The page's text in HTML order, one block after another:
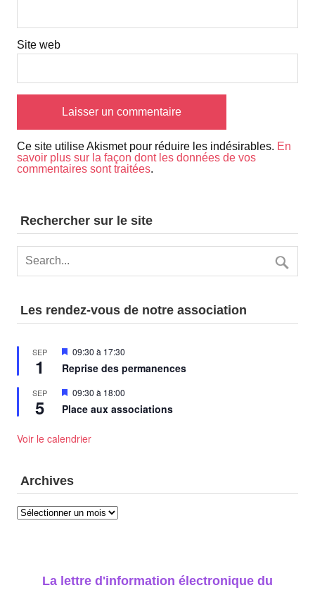
Site web
Ce site utilise Akismet pour réduire les indésirables. En
savoir plus sur la façon dont les données de vos
commentaires sont traitées.
Rechercher sur le site
Les rendez-vous de notre association
SEP
1
Mis
avant
09:30 à 17:30
Reprise des permanences
SEP
5
Mis
avant
09:30 à 18:00
Place aux associations
Voir le calendrier
Archives
Archives
La lettre d'information électronique du